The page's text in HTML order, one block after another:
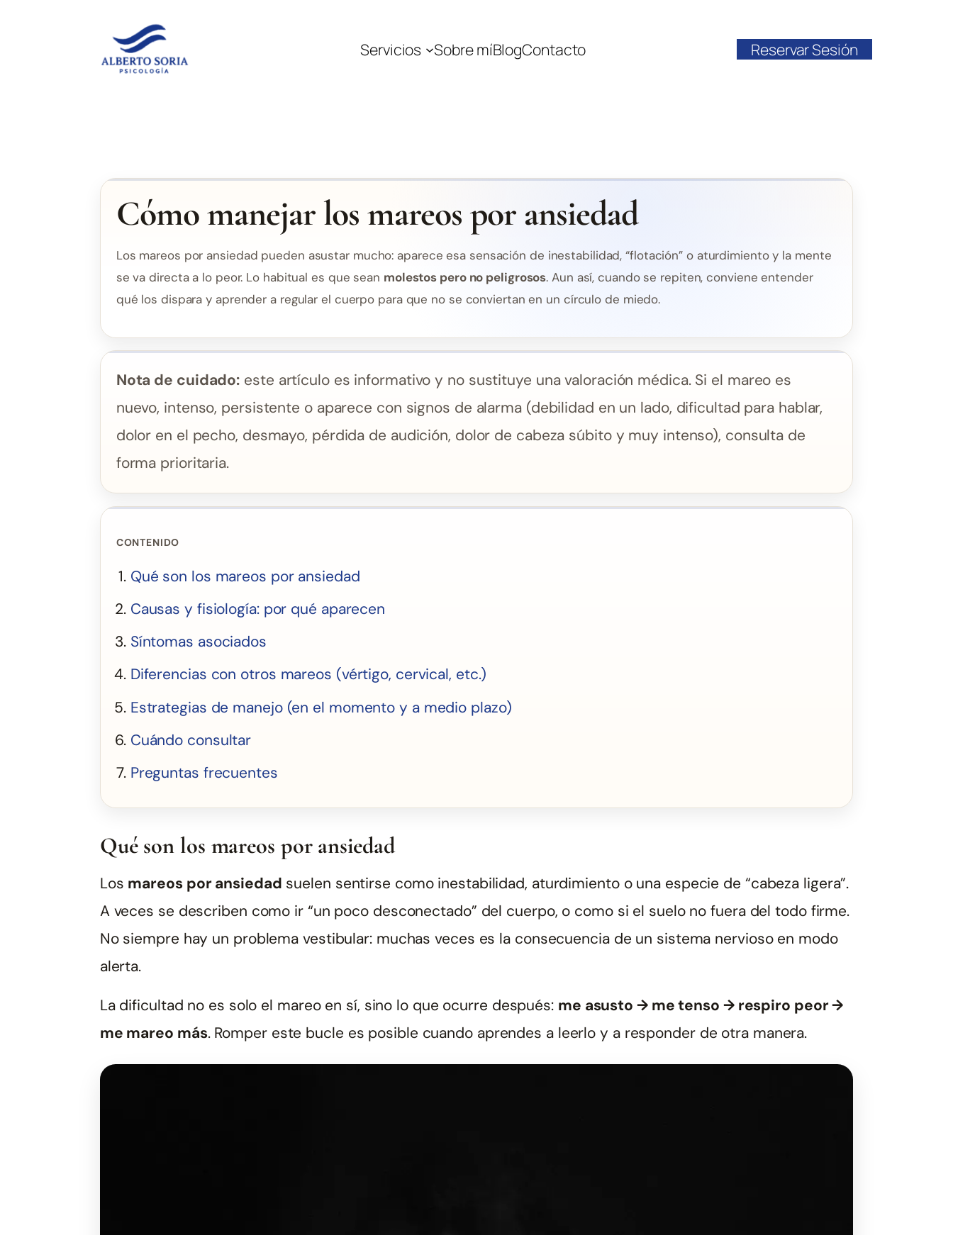
Servicios Sobre míBlogContacto Reservar Sesión
Cómo manejar los mareos por ansiedad
Los mareos por ansiedad pueden asustar mucho: aparece esa sensación de inestabilidad, “flotación” o aturdimiento y la mente
se va directa a lo peor. Lo habitual es que sean molestos pero no peligrosos. Aun así, cuando se repiten, conviene entender
qué los dispara y aprender a regular el cuerpo para que no se conviertan en un círculo de miedo.
Nota de cuidado: este artículo es informativo y no sustituye una valoración médica. Si el mareo es
nuevo, intenso, persistente o aparece con signos de alarma (debilidad en un lado, dificultad para hablar,
dolor en el pecho, desmayo, pérdida de audición, dolor de cabeza súbito y muy intenso), consulta de
forma prioritaria.
CONTENIDO
Qué son los mareos por ansiedad
Causas y fisiología: por qué aparecen
Síntomas asociados
Diferencias con otros mareos (vértigo, cervical, etc.)
Estrategias de manejo (en el momento y a medio plazo)
Cuándo consultar
Preguntas frecuentes
Qué son los mareos por ansiedad
Los mareos por ansiedad suelen sentirse como inestabilidad, aturdimiento o una especie de “cabeza ligera”.
A veces se describen como ir “un poco desconectado” del cuerpo, o como si el suelo no fuera del todo firme.
No siempre hay un problema vestibular: muchas veces es la consecuencia de un sistema nervioso en modo
alerta.
La dificultad no es solo el mareo en sí, sino lo que ocurre después: me asusto → me tenso → respiro peor →
me mareo más. Romper este bucle es posible cuando aprendes a leerlo y a responder de otra manera.